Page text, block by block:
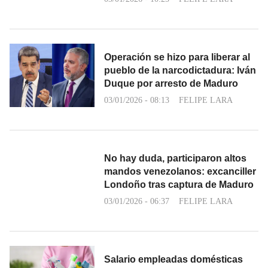
Operación se hizo para liberar al
pueblo de la narcodictadura: Iván
Duque por arresto de Maduro
03/01/2026 - 08:13 FELIPE LARA
No hay duda, participaron altos
mandos venezolanos: excanciller
Londoño tras captura de Maduro
03/01/2026 - 06:37 FELIPE LARA
Salario empleadas domésticas